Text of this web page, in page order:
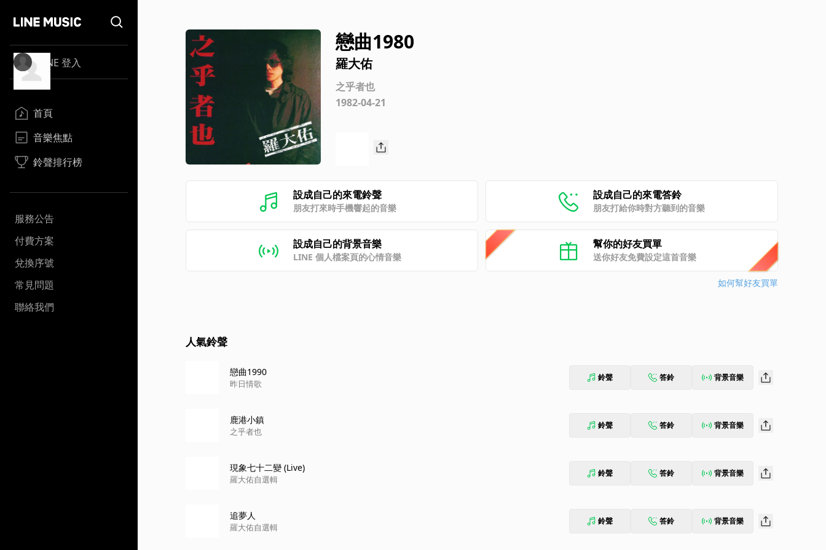
LINE 登入
首頁
音樂焦點
鈴聲排行榜
服務公告
付費方案
兌換序號
常見問題
聯絡我們
戀曲1980
羅大佑
之乎者也
1982-04-21
設成自己的來電鈴聲
朋友打來時手機響起的音樂
設成自己的來電答鈴
朋友打給你時對方聽到的音樂
設成自己的背景音樂
LINE 個人檔案頁的心情音樂
幫你的好友買單
送你好友免費設定這首音樂
如何幫好友買單
人氣鈴聲
戀曲1990
昨日情歌
鈴聲 答鈴 背景音樂
鹿港小鎮
之乎者也
鈴聲 答鈴 背景音樂
現象七十二變 (Live)
羅大佑自選輯
鈴聲 答鈴 背景音樂
追夢人
羅大佑自選輯
鈴聲 答鈴 背景音樂